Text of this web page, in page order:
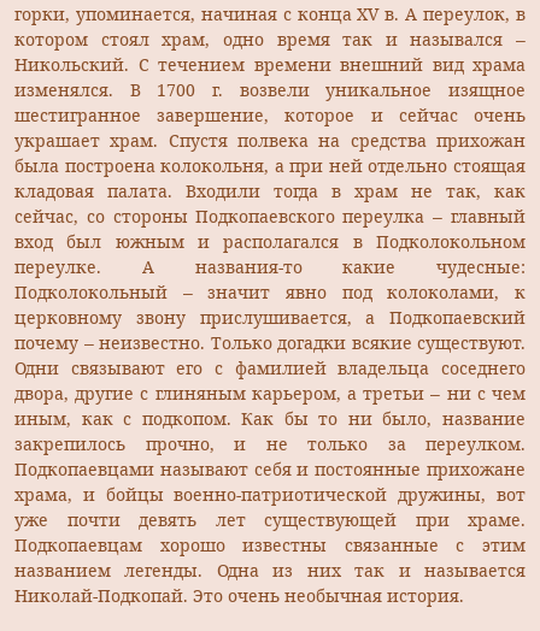
горки, упоминается, начиная с конца ХV в. А переулок, в
котором стоял храм, одно время так и назывался –
Никольский. С течением времени внешний вид храма
изменялся. В 1700 г. возвели уникальное изящное
шестигранное завершение, которое и сейчас очень
украшает храм. Спустя полвека на средства прихожан
была построена колокольня, а при ней отдельно стоящая
кладовая палата. Входили тогда в храм не так, как
сейчас, со стороны Подкопаевского переулка – главный
вход был южным и располагался в Подколокольном
переулке. А названия-то какие чудесные:
Подколокольный – значит явно под колоколами, к
церковному звону прислушивается, а Подкопаевский
почему – неизвестно. Только догадки всякие существуют.
Одни связывают его с фамилией владельца соседнего
двора, другие с глиняным карьером, а третьи – ни с чем
иным, как с подкопом. Как бы то ни было, название
закрепилось прочно, и не только за переулком.
Подкопаевцами называют себя и постоянные прихожане
храма, и бойцы военно-патриотической дружины, вот
уже почти девять лет существующей при храме.
Подкопаевцам хорошо известны связанные с этим
названием легенды. Одна из них так и называется
Николай-Подкопай. Это очень необычная история.